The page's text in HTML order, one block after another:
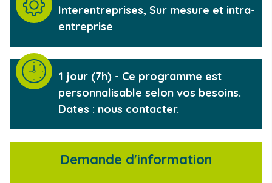
Type de formation
Interentreprises, Sur mesure et intra-
entreprise
Durée de la formation
1 jour (7h) - Ce programme est
personnalisable selon vos besoins.
Dates : nous contacter.
Demande d'information